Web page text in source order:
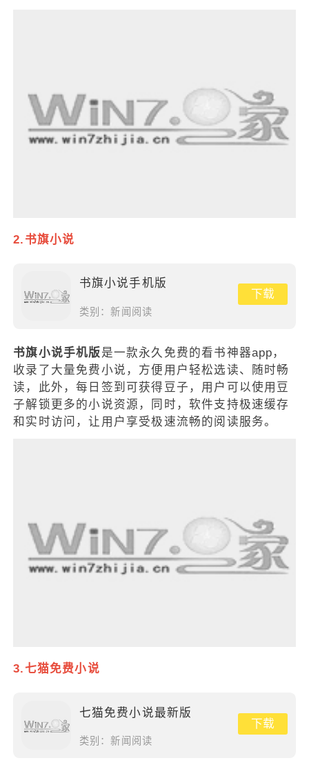
2.书旗小说
书旗小说手机版
类别：新闻阅读
下载
书旗小说手机版是一款永久免费的看书神器app，
收录了大量免费小说，方便用户轻松选读、随时畅
读，此外，每日签到可获得豆子，用户可以使用豆
子解锁更多的小说资源，同时，软件支持极速缓存
和实时访问，让用户享受极速流畅的阅读服务。
3.七猫免费小说
七猫免费小说最新版
类别：新闻阅读
下载